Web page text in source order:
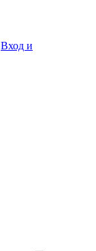
Вход и